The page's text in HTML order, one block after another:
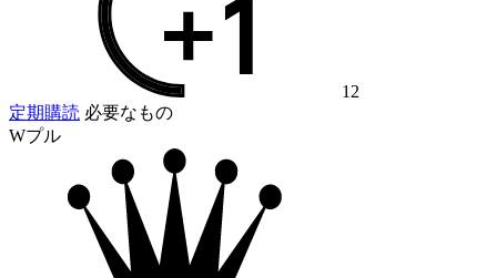
12
定期購読 必要なもの
Wプル